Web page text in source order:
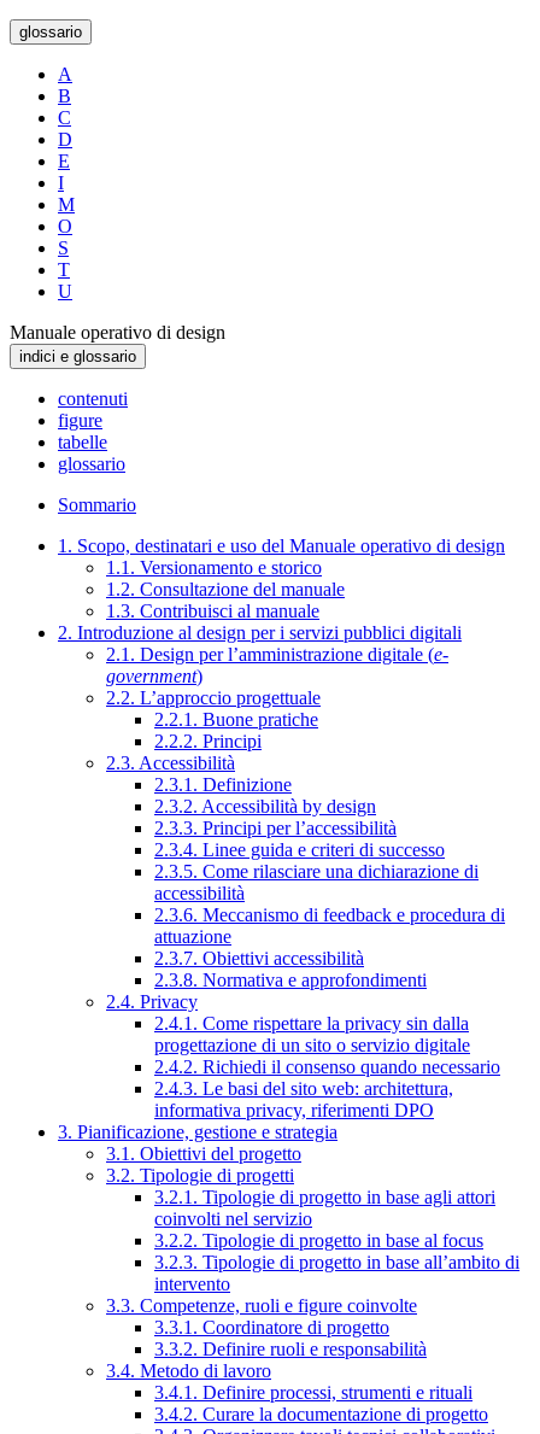
glossario
A
B
C
D
E
I
M
O
S
T
U
Manuale operativo di design
indici e glossario
contenuti
figure
tabelle
glossario
Sommario
1. Scopo, destinatari e uso del Manuale operativo di design
1.1. Versionamento e storico
1.2. Consultazione del manuale
1.3. Contribuisci al manuale
2. Introduzione al design per i servizi pubblici digitali
2.1. Design per l’amministrazione digitale (e-
government)
2.2. L’approccio progettuale
2.2.1. Buone pratiche
2.2.2. Principi
2.3. Accessibilità
2.3.1. Definizione
2.3.2. Accessibilità by design
2.3.3. Principi per l’accessibilità
2.3.4. Linee guida e criteri di successo
2.3.5. Come rilasciare una dichiarazione di
accessibilità
2.3.6. Meccanismo di feedback e procedura di
attuazione
2.3.7. Obiettivi accessibilità
2.3.8. Normativa e approfondimenti
2.4. Privacy
2.4.1. Come rispettare la privacy sin dalla
progettazione di un sito o servizio digitale
2.4.2. Richiedi il consenso quando necessario
2.4.3. Le basi del sito web: architettura,
informativa privacy, riferimenti DPO
3. Pianificazione, gestione e strategia
3.1. Obiettivi del progetto
3.2. Tipologie di progetti
3.2.1. Tipologie di progetto in base agli attori
coinvolti nel servizio
3.2.2. Tipologie di progetto in base al focus
3.2.3. Tipologie di progetto in base all’ambito di
intervento
3.3. Competenze, ruoli e figure coinvolte
3.3.1. Coordinatore di progetto
3.3.2. Definire ruoli e responsabilità
3.4. Metodo di lavoro
3.4.1. Definire processi, strumenti e rituali
3.4.2. Curare la documentazione di progetto